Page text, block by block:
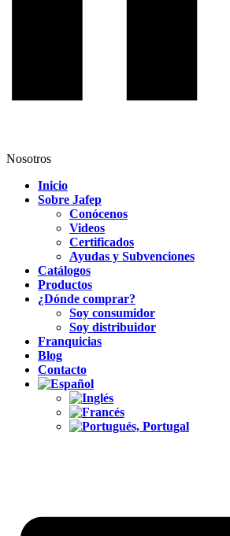
Nosotros
Inicio
Sobre Jafep
Conócenos
Videos
Certificados
Ayudas y Subvenciones
Catálogos
Productos
¿Dónde comprar?
Soy consumidor
Soy distribuidor
Franquicias
Blog
Contacto